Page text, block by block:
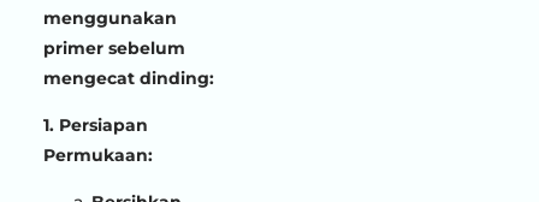
menggunakan
primer sebelum
mengecat dinding:
1. Persiapan
Permukaan: